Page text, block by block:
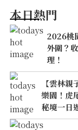
本日熱門
2026桃
外圍？
理！
【雲林
樂園！虎
秘境一日